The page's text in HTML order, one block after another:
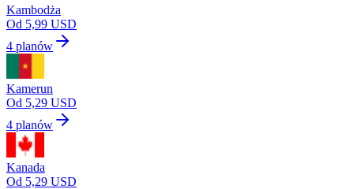
Kambodża
Od 5,99 USD
4 planów
Kamerun
Od 5,29 USD
4 planów
Kanada
Od 5,29 USD